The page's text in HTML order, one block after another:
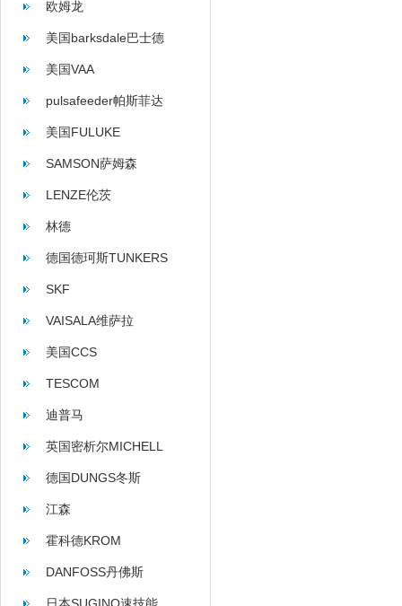
欧姆龙
美国barksdale巴士德
美国VAA
pulsafeeder帕斯菲达
美国FULUKE
SAMSON萨姆森
LENZE伦茨
林德
德国德珂斯TUNKERS
SKF
VAISALA维萨拉
美国CCS
TESCOM
迪普马
英国密析尔MICHELL
德国DUNGS冬斯
江森
霍科德KROM
DANFOSS丹佛斯